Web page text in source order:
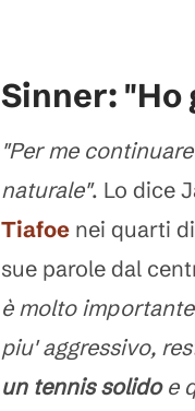
Sinner: "Ho
"Per me
naturale". Lo dice
Tiafoe nei quarti
sue parole dal
è molto
piu' aggressivo,
un tennis solidoe